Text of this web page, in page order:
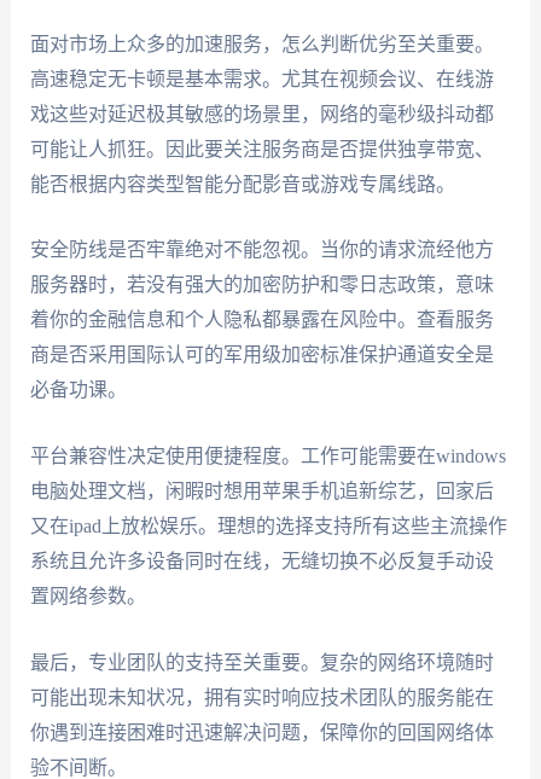
面对市场上众多的加速服务，怎么判断优劣至关重要。
高速稳定无卡顿是基本需求。尤其在视频会议、在线游
戏这些对延迟极其敏感的场景里，网络的毫秒级抖动都
可能让人抓狂。因此要关注服务商是否提供独享带宽、
能否根据内容类型智能分配影音或游戏专属线路。
安全防线是否牢靠绝对不能忽视。当你的请求流经他方
服务器时，若没有强大的加密防护和零日志政策，意味
着你的金融信息和个人隐私都暴露在风险中。查看服务
商是否采用国际认可的军用级加密标准保护通道安全是
必备功课。
平台兼容性决定使用便捷程度。工作可能需要在windows
电脑处理文档，闲暇时想用苹果手机追新综艺，回家后
又在ipad上放松娱乐。理想的选择支持所有这些主流操作
系统且允许多设备同时在线，无缝切换不必反复手动设
置网络参数。
最后，专业团队的支持至关重要。复杂的网络环境随时
可能出现未知状况，拥有实时响应技术团队的服务能在
你遇到连接困难时迅速解决问题，保障你的回国网络体
验不间断。